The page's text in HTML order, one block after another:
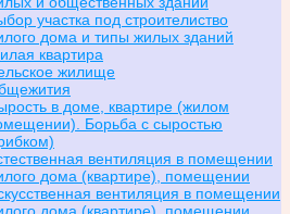
участка под строителиство
дома и типы жилых зданий
квартира
жилище
в доме, квартире (жилом
Борьба с сыростью
вентиляция в помещении
дома (квартире), помещении
вентиляция в помещении